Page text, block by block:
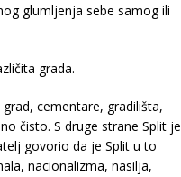
glumljenja sebe samog ili
grada.
cementare, gradilišta,
čisto. S druge strane Split je
govorio da je Split u to
nacionalizma, nasilja,